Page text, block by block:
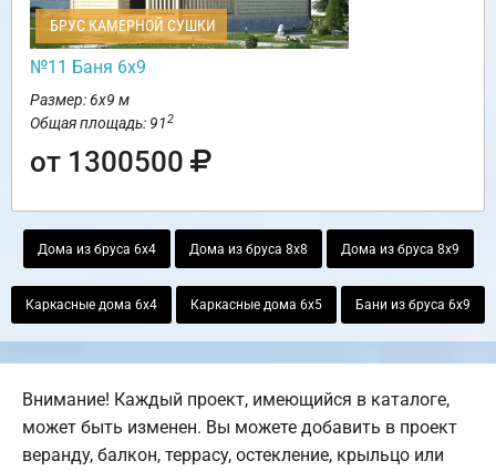
БРУС КАМЕРНОЙ СУШКИ
№11 Баня 6х9
Размер: 6х9 м
Общая площадь: 912
от 1300500
Дома из бруса 6х4 Дома из бруса 8х8 Дома из бруса 8х9
Каркасные дома 6х4 Каркасные дома 6х5 Бани из бруса 6х9
Внимание! Каждый проект, имеющийся в каталоге,
может быть изменен. Вы можете добавить в проект
веранду, балкон, террасу, остекление, крыльцо или